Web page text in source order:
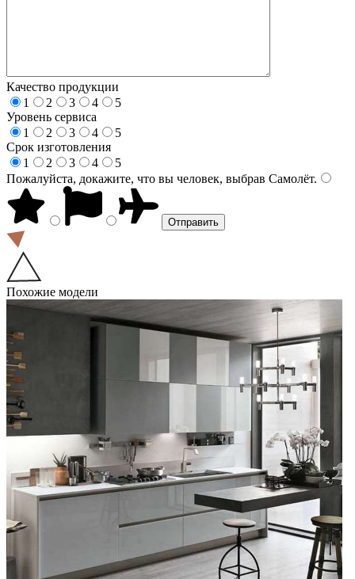
Качество продукции
1
2 3 4
5
Уровень сервиса
1
2 3 4
5
Срок изготовления
1
2 3 4
5
Пожалуйста, докажите, что вы человек, выбрав Самолёт.
Похожие модели